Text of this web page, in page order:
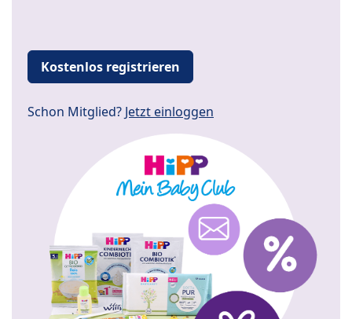
Kostenlos registrieren
Schon Mitglied? Jetzt einloggen